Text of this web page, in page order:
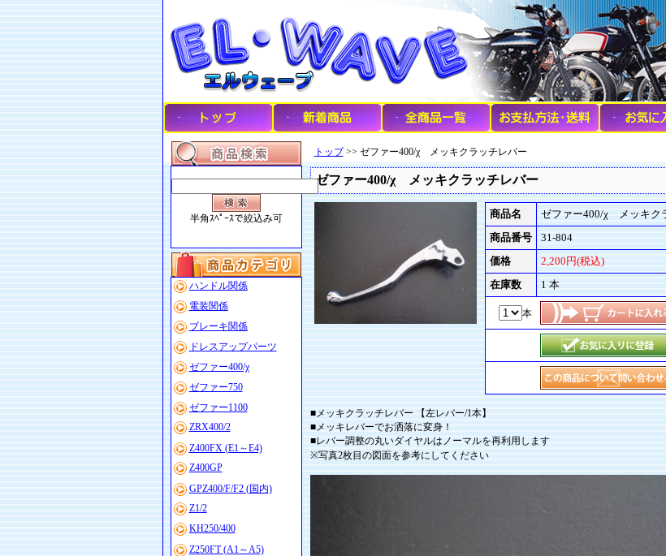
半角ｽﾍﾟｰｽで絞込み可
ハンドル関係
電装関係
ブレーキ関係
ドレスアップパーツ
ゼファー400/χ
ゼファー750
ゼファー1100
ZRX400/2
Z400FX (E1～E4)
Z400GP
GPZ400/F/F2 (国内)
Z1/2
KH250/400
Z250FT (A1～A5)
トップ>> ゼファー400/χ メッキクラッチレバー
ゼファー400/χ メッキクラッチレバー
商品名
ゼファー400/χ メッキク
商品番号
31-804
価格
2,200円(税込)
在庫数
1 本
本
■メッキクラッチレバー 【左レバー/1本】
■メッキレバーでお洒落に変身！
■レバー調整の丸いダイヤルはノーマルを再利用します
※写真2枚目の図面を参考にしてください